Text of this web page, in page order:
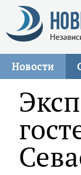
Новости